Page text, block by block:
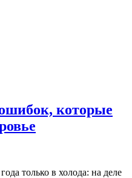
которые
только в холода: на деле